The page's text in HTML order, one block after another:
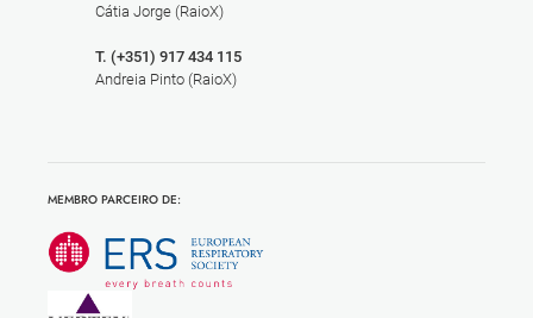
Cátia Jorge (RaioX)
T. (+351) 917 434 115
Andreia Pinto (RaioX)
MEMBRO PARCEIRO DE: